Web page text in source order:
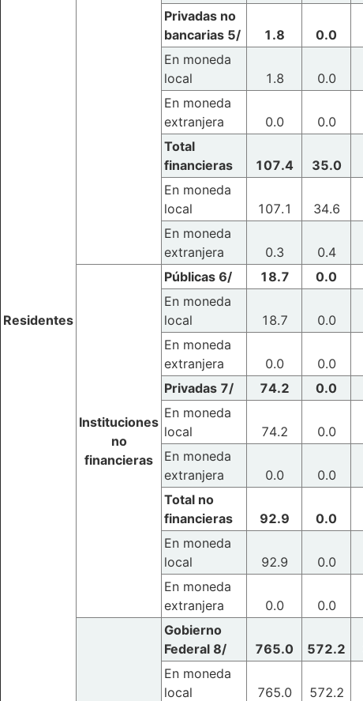
Residentes
Privadas no
bancarias 5/
1.8 0.0
En moneda
local
1.8 0.0
En moneda
extranjera
0.0 0.0
Total
financieras
107.4 35.0
En moneda
local
107.1 34.6
En moneda
extranjera
0.3 0.4
Instituciones
no
financieras
Públicas 6/ 18.7 0.0
En moneda
local
18.7 0.0
En moneda
extranjera
0.0 0.0
Privadas 7/
74.2 0.0
En moneda
local
74.2 0.0
En moneda
extranjera
0.0 0.0
Total no
financieras
92.9 0.0
En moneda
local
92.9 0.0
En moneda
extranjera
0.0 0.0
Gobierno
Federal 8/
765.0 572.2
En moneda
local
765.0 572.2